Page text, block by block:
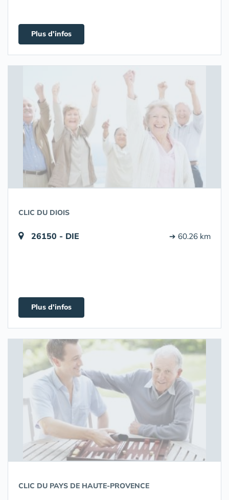
Plus d'infos
CLIC DU DIOIS
26150 - DIE ➔ 60.26 km
Plus d'infos
CLIC DU PAYS DE HAUTE-PROVENCE